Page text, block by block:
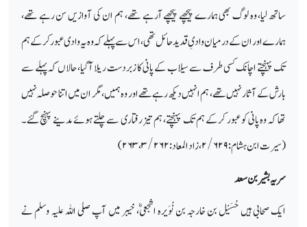
ساتھ لیا، وہ لوگ بھی ہمارے پیچھے پیچھے آرہے تھے، ہم ان کی آوازیں سن رہے تھے،
ہمارے اور ان کے درمیان وادیِ قدید حائل تھی، اس سے پہلے کہ وہ یہ وادی عبور کرکے ہم
تک پہنچتے اچانک کسی طرف سے سیلاب کے پانی کا زبردست ریلا آگیا، حالاں کہ پہلے سے
بارش کے آثار نہیں تھے، ہم انہیں دیکھ رہے تھے اور وہ ہمیں، مگر ان میں اتنا حوصلہ نہیں
تھا کہ وہ پانی کو عبور کرکے ہم تک پہنچتے، ہم تیز رفتاری سے چلتے ہوئے مدینے پہنچ گئے۔
(سیرت ابن ہشام:۲/۶۲۹، زاد المعاد:۳/۲۶۲،۲۶۳)
سریہ بشیر بن سعد
ایک صحابی ہیں حُسَیْل بن خارجہ بن نُوَیرہ اشجعیؓ، خیبر میں آپ صلی اللہ علیہ وسلم نے